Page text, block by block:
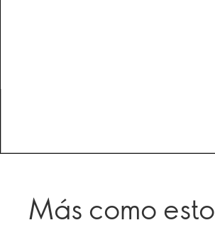
Más como esto